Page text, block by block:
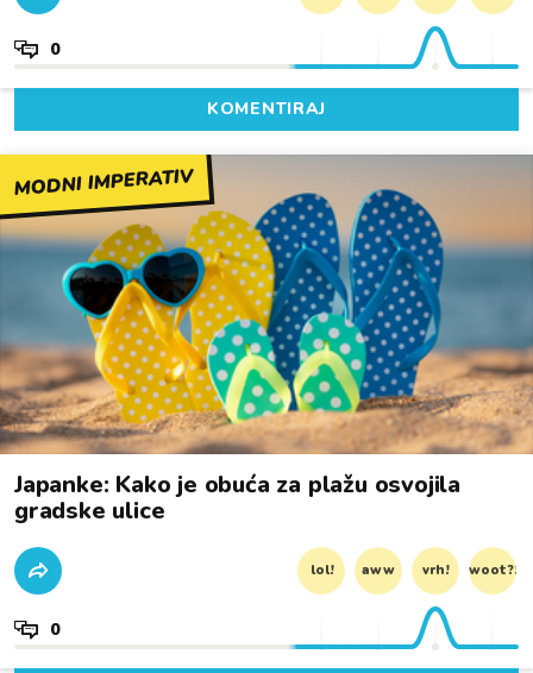
0
KOMENTIRAJ
MODNI IMPERATIV
Japanke: Kako je obuća za plažu osvojila
gradske ulice
lol! aww vrh! woot?!
0